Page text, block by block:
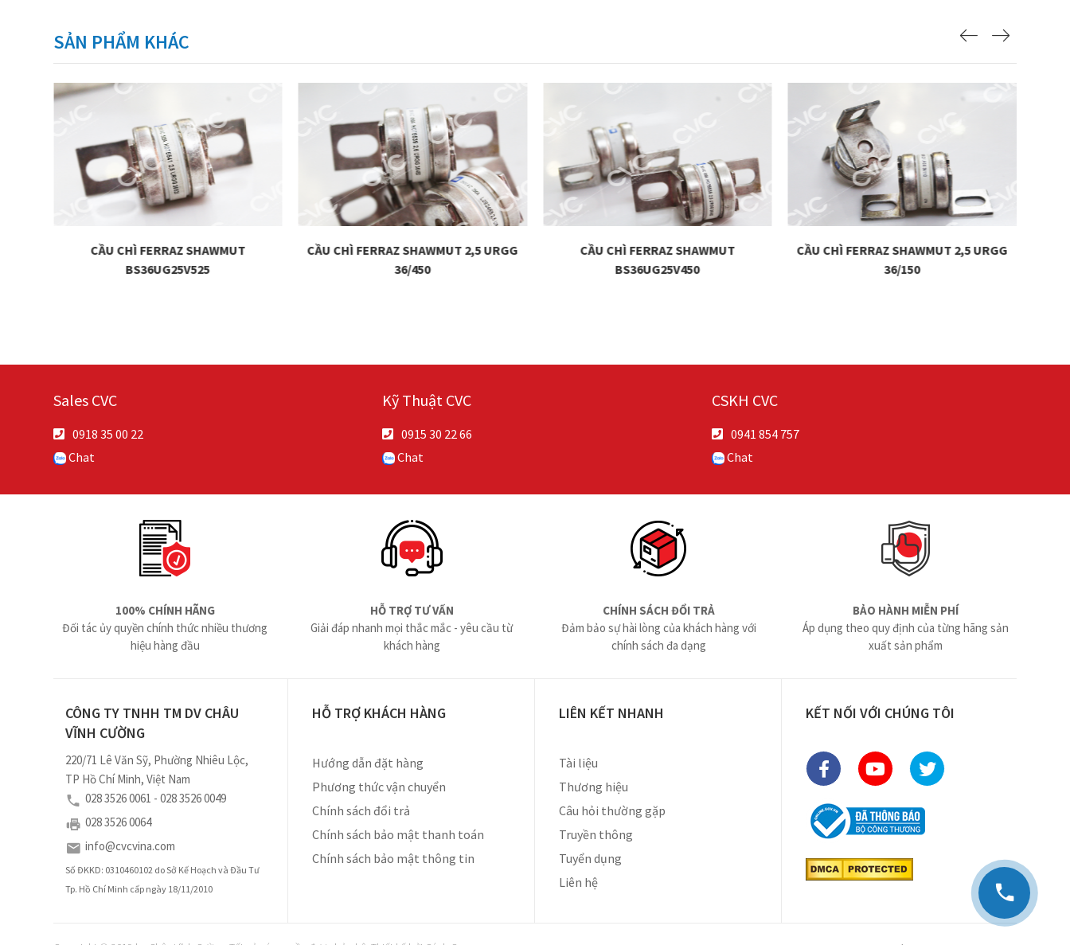
SẢN PHẨM KHÁC
CẦU CHÌ FERRAZ SHAWMUT
BS36UG25V525
CẦU CHÌ FERRAZ SHAWMUT 2,5 URGG
36/450
CẦU CHÌ FERRAZ SHAWMUT
BS36UG25V450
CẦU CHÌ FERRAZ SHAWMUT 2,5 URGG
36/150
Sales CVC
0918 35 00 22
Chat
Kỹ Thuật CVC
0915 30 22 66
Chat
CSKH CVC
0941 854 757
Chat
100% CHÍNH HÃNG
Đối tác ủy quyền chính thức nhiều thương
hiệu hàng đầu
HỖ TRỢ TƯ VẤN
Giải đáp nhanh mọi thắc mắc - yêu cầu từ
khách hàng
CHÍNH SÁCH ĐỔI TRẢ
Đảm bảo sự hài lòng của khách hàng với
chính sách đa dạng
BẢO HÀNH MIỄN PHÍ
Áp dụng theo quy định của từng hãng sản
xuất sản phẩm
CÔNG TY TNHH TM DV CHÂU
VĨNH CƯỜNG
220/71 Lê Văn Sỹ, Phường Nhiêu Lộc,
TP Hồ Chí Minh, Việt Nam
028 3526 0061 - 028 3526 0049
028 3526 0064
info@cvcvina.com
Số ĐKKD: 0310460102 do Sở Kế Hoạch và Đầu Tư
Tp. Hồ Chí Minh cấp ngày 18/11/2010
HỖ TRỢ KHÁCH HÀNG
Hướng dẫn đặt hàng
Phương thức vận chuyển
Chính sách đổi trả
Chính sách bảo mật thanh toán
Chính sách bảo mật thông tin
LIÊN KẾT NHANH
Tài liệu
Thương hiệu
Câu hỏi thường gặp
Truyền thông
Tuyển dụng
Liên hệ
KẾT NỐI VỚI CHÚNG TÔI